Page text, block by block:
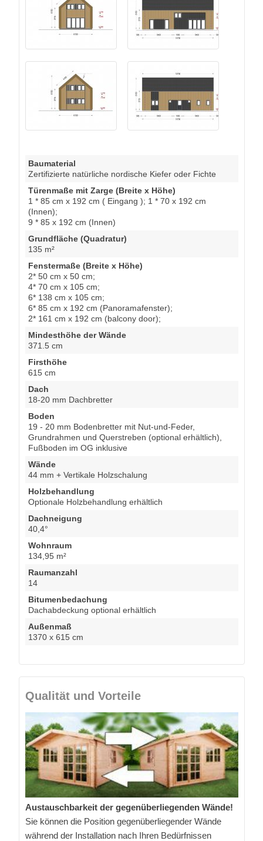
Baumaterial
Zertifizierte natürliche nordische Kiefer oder Fichte
Türenmaße mit Zarge (Breite x Höhe)
1 * 85 cm x 192 cm ( Eingang ); 1 * 70 x 192 cm
(Innen);
9 * 85 x 192 cm (Innen)
Grundfläche (Quadratur)
135 m²
Fenstermaße (Breite x Höhe)
2* 50 cm x 50 cm;
4* 70 cm x 105 cm;
6* 138 cm x 105 cm;
6* 85 cm x 192 cm (Panoramafenster);
2* 161 cm x 192 cm (balcony door);
Mindesthöhe der Wände
371.5 cm
Firsthöhe
615 cm
Dach
18-20 mm Dachbretter
Boden
19 - 20 mm Bodenbretter mit Nut-und-Feder,
Grundrahmen und Querstreben (optional erhältlich),
Fußboden im OG inklusive
Wände
44 mm + Vertikale Holzschalung
Holzbehandlung
Optionale Holzbehandlung erhältlich
Dachneigung
40,4°
Wohnraum
134,95 m²
Raumanzahl
14
Bitumenbedachung
Dachabdeckung optional erhältlich
Außenmaß
1370 x 615 cm
Qualität und Vorteile
Austauschbarkeit der gegenüberliegenden Wände!
Sie können die Position gegenüberliegender Wände
während der Installation nach Ihren Bedürfnissen